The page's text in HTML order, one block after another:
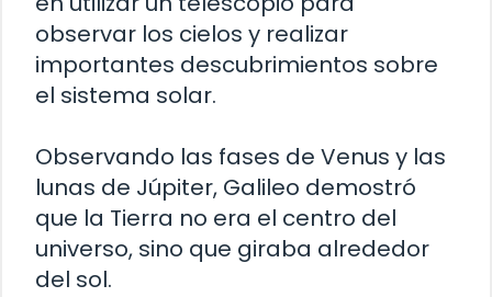
observar los cielos y realizar
importantes descubrimientos sobre
el sistema solar.
Observando las fases de Venus y las
lunas de Júpiter, Galileo demostró
que la Tierra no era el centro del
universo, sino que giraba alrededor
del sol.